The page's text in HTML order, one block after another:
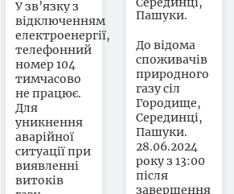
У зв’язку з
відключенням
електроенергії,
телефонний
номер 104
тимчасово
не працює.
Для
уникнення
аварійної
ситуації при
виявленні
витоків
Пашуки.
До відома
споживачів
природного
газу сіл
Городище,
Серединці,
Пашуки.
28.06.2024
року з 13:00
після
завершення